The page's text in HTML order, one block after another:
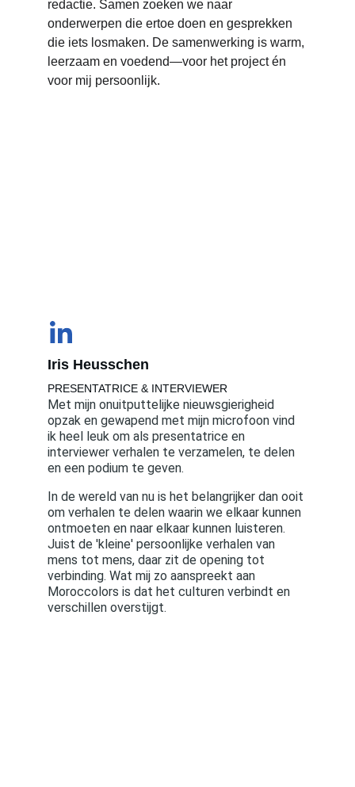
redactie. Samen zoeken we naar
onderwerpen die ertoe doen en gesprekken
die iets losmaken. De samenwerking is warm,
leerzaam en voedend—voor het project én
voor mij persoonlijk.
Met mijn onuitputtelijke nieuwsgierigheid
opzak en gewapend met mijn microfoon vind
ik heel leuk om als presentatrice en
interviewer verhalen te verzamelen, te delen
en een podium te geven.
In de wereld van nu is het belangrijker dan ooit
om verhalen te delen waarin we elkaar kunnen
ontmoeten en naar elkaar kunnen luisteren.
Juist de 'kleine' persoonlijke verhalen van
mens tot mens, daar zit de opening tot
verbinding. Wat mij zo aanspreekt aan
Moroccolors is dat het culturen verbindt en
verschillen overstijgt.
Iris Heusschen
PRESENTATRICE & INTERVIEWER